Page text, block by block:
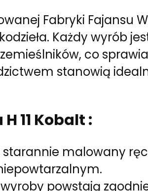
Fabryki Fajansu
Każdy wyrób
co
stanowią
11 Kobalt :
malowany
powstają